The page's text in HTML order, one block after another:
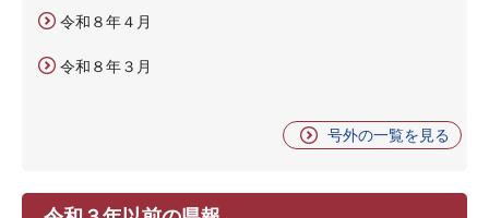
令和８年４月
令和８年３月
号外の一覧を見る